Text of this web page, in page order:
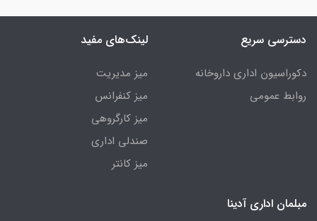
دسترسی سریع
دکوراسیون اداری داروخانه
روابط عمومی
لینک‌های مفید
میز مدیریت
میز کنفرانس
میز کارگروهی
صندلی اداری
میز کانتر
مبلمان اداری آدینا